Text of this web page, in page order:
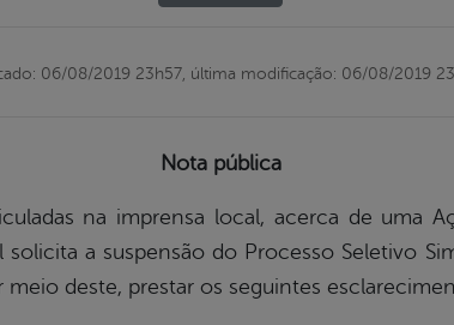
06/08/2019 23h57, última modificação: 06/08/2019
Nota pública
na imprensa local, acerca de uma
a suspensão do Processo Seletivo
deste, prestar os seguintes